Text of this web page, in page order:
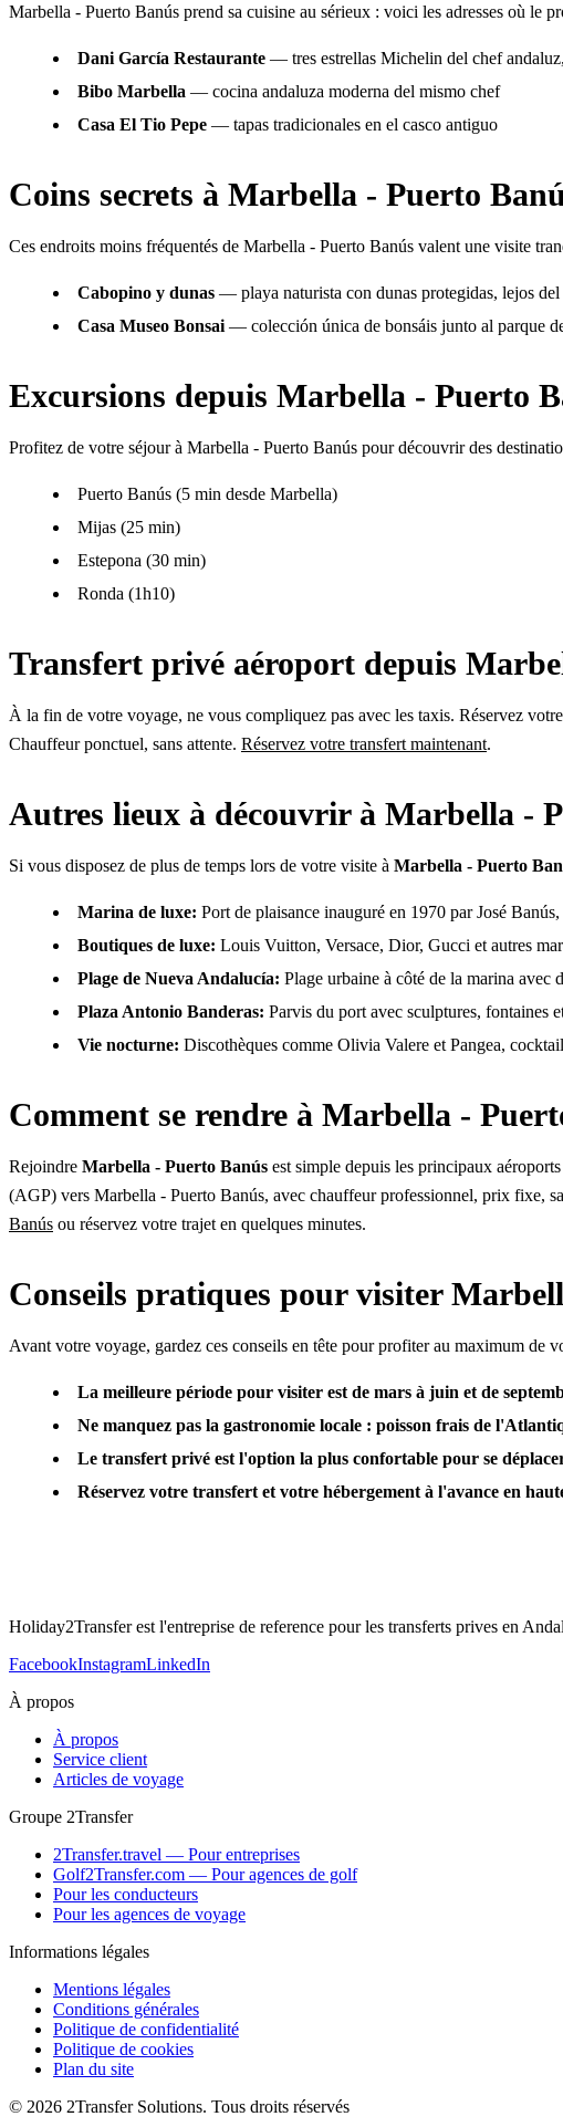
Marbella - Puerto Banús prend sa cuisine au sérieux : voici les adresses où le
Dani García Restaurante — tres estrellas Michelin del chef
Bibo Marbella — cocina andaluza moderna del mismo chef
Casa El Tio Pepe — tapas tradicionales en el casco antiguo
Coins secrets à Marbella - Puerto
Ces endroits moins fréquentés de Marbella - Puerto Banús valent une visite
Cabopino y dunas — playa naturista con dunas protegidas, lejos
Casa Museo Bonsai — colección única de bonsáis junto al parque
Excursions depuis Marbella - Puerto
Profitez de votre séjour à Marbella - Puerto Banús pour découvrir des
Puerto Banús (5 min desde Marbella)
Mijas (25 min)
Estepona (30 min)
Ronda (1h10)
Transfert privé aéroport depuis
À la fin de votre voyage, ne vous compliquez pas avec les taxis. Réservez
Chauffeur ponctuel, sans attente. Réservez votre transfert maintenant.
Autres lieux à découvrir à Marbella -
Si vous disposez de plus de temps lors de votre visite à Marbella - Puerto
Marina de luxe: Port de plaisance inauguré en 1970 par José
Boutiques de luxe: Louis Vuitton, Versace, Dior, Gucci et autres
Plage de Nueva Andalucía: Plage urbaine à côté de la marina avec
Plaza Antonio Banderas: Parvis du port avec sculptures, fontaines
Vie nocturne: Discothèques comme Olivia Valere et Pangea,
Comment se rendre à Marbella -
Rejoindre Marbella - Puerto Banús est simple depuis les principaux
(AGP) vers Marbella - Puerto Banús, avec chauffeur professionnel, prix fixe,
Banús ou réservez votre trajet en quelques minutes.
Conseils pratiques pour visiter
Avant votre voyage, gardez ces conseils en tête pour profiter au maximum de
La meilleure période pour visiter est de mars à juin et de
Ne manquez pas la gastronomie locale : poisson frais de
Le transfert privé est l'option la plus confortable pour se
Réservez votre transfert et votre hébergement à l'avance en
Holiday2Transfer est l'entreprise de reference pour les transferts prives en
FacebookInstagramLinkedIn
À propos
À propos
Service client
Articles de voyage
Groupe 2Transfer
2Transfer.travel — Pour entreprises
Golf2Transfer.com — Pour agences de golf
Pour les conducteurs
Pour les agences de voyage
Informations légales
Mentions légales
Conditions générales
Politique de confidentialité
Politique de cookies
Plan du site
© 2026 2Transfer Solutions. Tous droits réservés